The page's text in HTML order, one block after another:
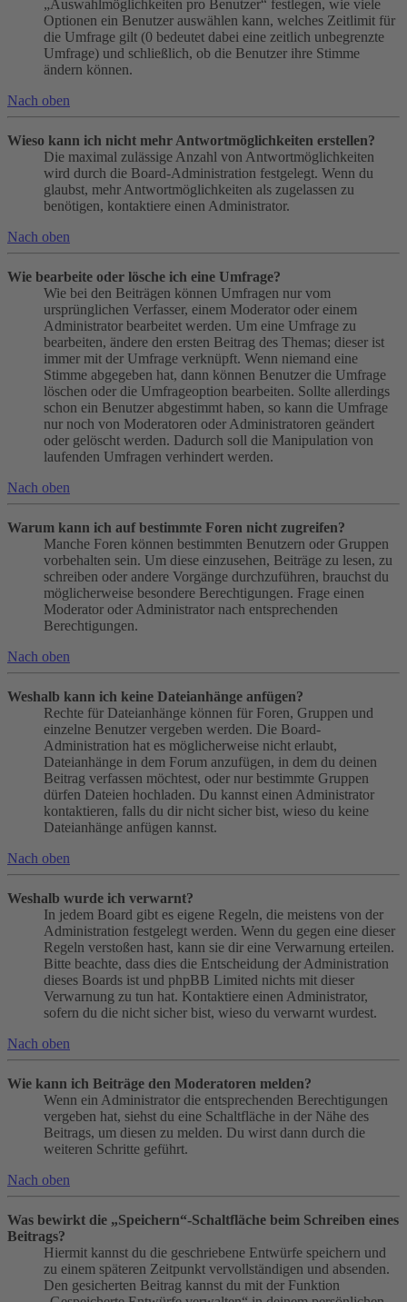
„Auswahlmöglichkeiten pro Benutzer“ festlegen, wie viele
Optionen ein Benutzer auswählen kann, welches Zeitlimit für
die Umfrage gilt (0 bedeutet dabei eine zeitlich unbegrenzte
Umfrage) und schließlich, ob die Benutzer ihre Stimme
ändern können.
Nach oben
Wieso kann ich nicht mehr Antwortmöglichkeiten erstellen?
Die maximal zulässige Anzahl von Antwortmöglichkeiten
wird durch die Board-Administration festgelegt. Wenn du
glaubst, mehr Antwortmöglichkeiten als zugelassen zu
benötigen, kontaktiere einen Administrator.
Nach oben
Wie bearbeite oder lösche ich eine Umfrage?
Wie bei den Beiträgen können Umfragen nur vom
ursprünglichen Verfasser, einem Moderator oder einem
Administrator bearbeitet werden. Um eine Umfrage zu
bearbeiten, ändere den ersten Beitrag des Themas; dieser ist
immer mit der Umfrage verknüpft. Wenn niemand eine
Stimme abgegeben hat, dann können Benutzer die Umfrage
löschen oder die Umfrageoption bearbeiten. Sollte allerdings
schon ein Benutzer abgestimmt haben, so kann die Umfrage
nur noch von Moderatoren oder Administratoren geändert
oder gelöscht werden. Dadurch soll die Manipulation von
laufenden Umfragen verhindert werden.
Nach oben
Warum kann ich auf bestimmte Foren nicht zugreifen?
Manche Foren können bestimmten Benutzern oder Gruppen
vorbehalten sein. Um diese einzusehen, Beiträge zu lesen, zu
schreiben oder andere Vorgänge durchzuführen, brauchst du
möglicherweise besondere Berechtigungen. Frage einen
Moderator oder Administrator nach entsprechenden
Berechtigungen.
Nach oben
Weshalb kann ich keine Dateianhänge anfügen?
Rechte für Dateianhänge können für Foren, Gruppen und
einzelne Benutzer vergeben werden. Die Board-
Administration hat es möglicherweise nicht erlaubt,
Dateianhänge in dem Forum anzufügen, in dem du deinen
Beitrag verfassen möchtest, oder nur bestimmte Gruppen
dürfen Dateien hochladen. Du kannst einen Administrator
kontaktieren, falls du dir nicht sicher bist, wieso du keine
Dateianhänge anfügen kannst.
Nach oben
Weshalb wurde ich verwarnt?
In jedem Board gibt es eigene Regeln, die meistens von der
Administration festgelegt werden. Wenn du gegen eine dieser
Regeln verstoßen hast, kann sie dir eine Verwarnung erteilen.
Bitte beachte, dass dies die Entscheidung der Administration
dieses Boards ist und phpBB Limited nichts mit dieser
Verwarnung zu tun hat. Kontaktiere einen Administrator,
sofern du die nicht sicher bist, wieso du verwarnt wurdest.
Nach oben
Wie kann ich Beiträge den Moderatoren melden?
Wenn ein Administrator die entsprechenden Berechtigungen
vergeben hat, siehst du eine Schaltfläche in der Nähe des
Beitrags, um diesen zu melden. Du wirst dann durch die
weiteren Schritte geführt.
Nach oben
Was bewirkt die „Speichern“-Schaltfläche beim Schreiben eines
Beitrags?
Hiermit kannst du die geschriebene Entwürfe speichern und
zu einem späteren Zeitpunkt vervollständigen und absenden.
Den gesicherten Beitrag kannst du mit der Funktion